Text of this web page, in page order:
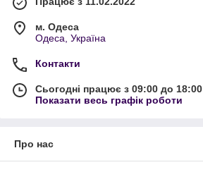
м. Одеса
Одеса, Україна
Контакти
Сьогодні працює з 09:00 до 18:00
Показати весь графік роботи
Про нас